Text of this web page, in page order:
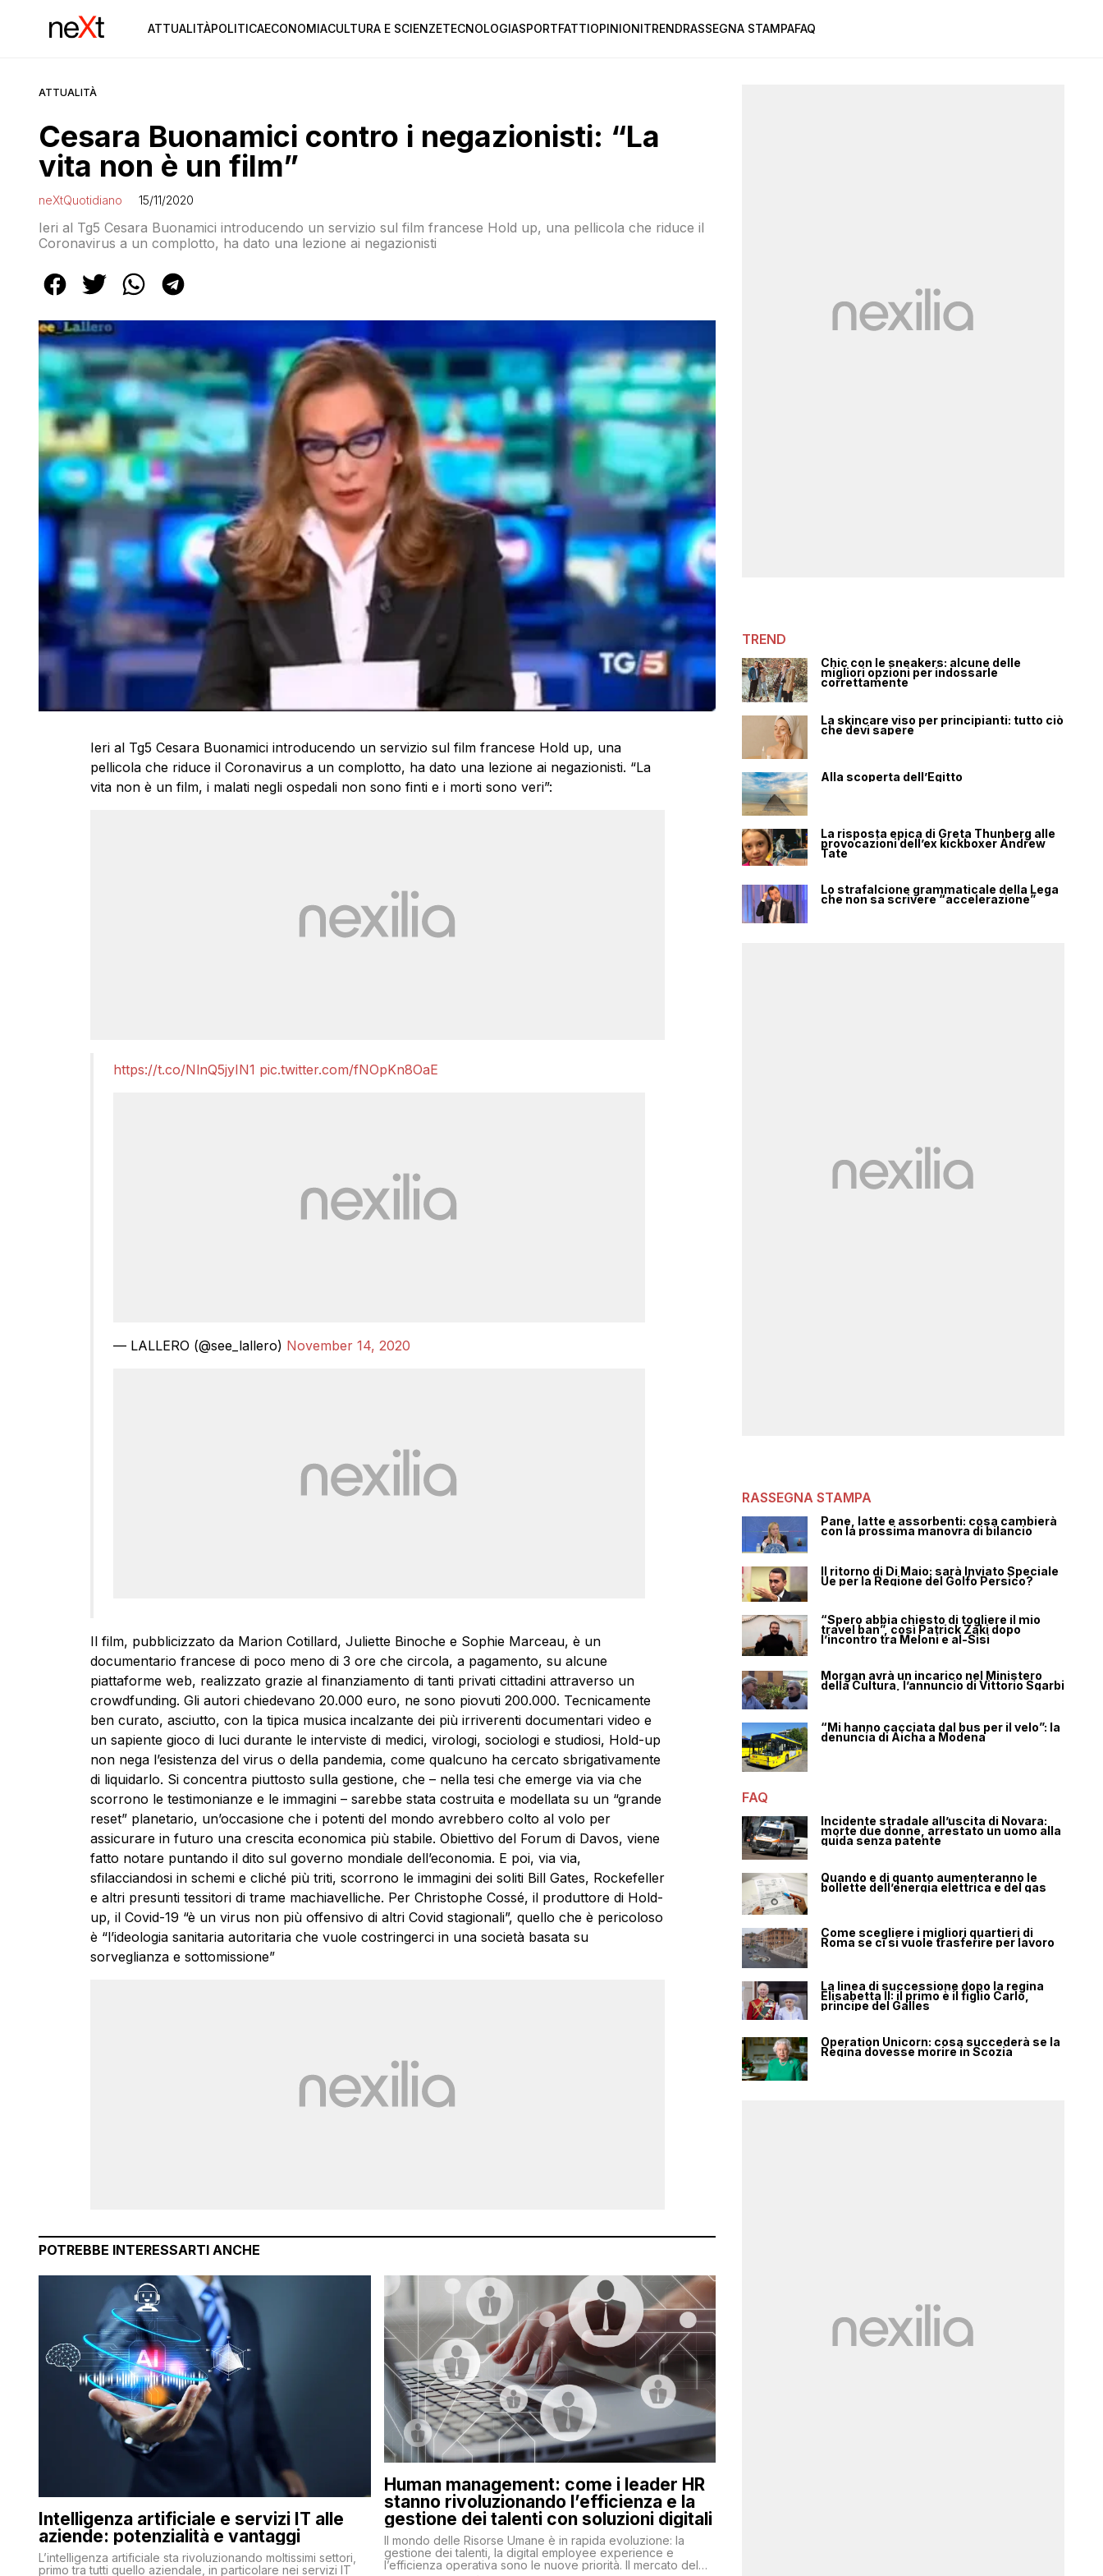
ATTUALITÀPOLITICAECONOMIACULTURA E SCIENZETECNOLOGIASPORTFATTIOPINIONITRENDRASSEGNA STAMPAFAQ
ATTUALITÀ
Cesara Buonamici contro i negazionisti: “La
vita non è un film”
neXtQuotidiano 15/11/2020
Ieri al Tg5 Cesara Buonamici introducendo un servizio sul film francese Hold up, una pellicola che riduce il
Coronavirus a un complotto, ha dato una lezione ai negazionisti
Ieri al Tg5 Cesara Buonamici introducendo un servizio sul film francese Hold up, una
pellicola che riduce il Coronavirus a un complotto, ha dato una lezione ai negazionisti. “La
vita non è un film, i malati negli ospedali non sono finti e i morti sono veri”:
https://t.co/NlnQ5jyIN1 pic.twitter.com/fNOpKn8OaE
— LALLERO (@see_lallero) November 14, 2020
Il film, pubblicizzato da Marion Cotillard, Juliette Binoche e Sophie Marceau, è un
documentario francese di poco meno di 3 ore che circola, a pagamento, su alcune
piattaforme web, realizzato grazie al finanziamento di tanti privati cittadini attraverso un
crowdfunding. Gli autori chiedevano 20.000 euro, ne sono piovuti 200.000. Tecnicamente
ben curato, asciutto, con la tipica musica incalzante dei più irriverenti documentari video e
un sapiente gioco di luci durante le interviste di medici, virologi, sociologi e studiosi, Hold-up
non nega l’esistenza del virus o della pandemia, come qualcuno ha cercato sbrigativamente
di liquidarlo. Si concentra piuttosto sulla gestione, che – nella tesi che emerge via via che
scorrono le testimonianze e le immagini – sarebbe stata costruita e modellata su un “grande
reset” planetario, un’occasione che i potenti del mondo avrebbero colto al volo per
assicurare in futuro una crescita economica più stabile. Obiettivo del Forum di Davos, viene
fatto notare puntando il dito sul governo mondiale dell’economia. E poi, via via,
sfilacciandosi in schemi e cliché più triti, scorrono le immagini dei soliti Bill Gates, Rockefeller
e altri presunti tessitori di trame machiavelliche. Per Christophe Cossé, il produttore di Hold-
up, il Covid-19 “è un virus non più offensivo di altri Covid stagionali”, quello che è pericoloso
è “l’ideologia sanitaria autoritaria che vuole costringerci in una società basata su
sorveglianza e sottomissione”
POTREBBE INTERESSARTI ANCHE
Intelligenza artificiale e servizi IT alle
aziende: potenzialità e vantaggi
L’intelligenza artificiale sta rivoluzionando moltissimi settori,
primo tra tutti quello aziendale, in particolare nei servizi IT
Human management: come i leader HR
stanno rivoluzionando l’efficienza e la
gestione dei talenti con soluzioni digitali
Il mondo delle Risorse Umane è in rapida evoluzione: la
gestione dei talenti, la digital employee experience e
l’efficienza operativa sono le nuove priorità. Il mercato del
TREND
Chic con le sneakers: alcune delle
migliori opzioni per indossarle
correttamente
La skincare viso per principianti: tutto ciò
che devi sapere
Alla scoperta dell’Egitto
La risposta epica di Greta Thunberg alle
provocazioni dell’ex kickboxer Andrew
Tate
Lo strafalcione grammaticale della Lega
che non sa scrivere “accelerazione”
RASSEGNA STAMPA
Pane, latte e assorbenti: cosa cambierà
con la prossima manovra di bilancio
Il ritorno di Di Maio: sarà Inviato Speciale
Ue per la Regione del Golfo Persico?
“Spero abbia chiesto di togliere il mio
travel ban”, così Patrick Zaki dopo
l’incontro tra Meloni e al-Sisi
Morgan avrà un incarico nel Ministero
della Cultura, l’annuncio di Vittorio Sgarbi
“Mi hanno cacciata dal bus per il velo”: la
denuncia di Aicha a Modena
FAQ
Incidente stradale all’uscita di Novara:
morte due donne, arrestato un uomo alla
guida senza patente
Quando e di quanto aumenteranno le
bollette dell’energia elettrica e del gas
Come scegliere i migliori quartieri di
Roma se ci si vuole trasferire per lavoro
La linea di successione dopo la regina
Elisabetta II: il primo è il figlio Carlo,
principe del Galles
Operation Unicorn: cosa succederà se la
Regina dovesse morire in Scozia